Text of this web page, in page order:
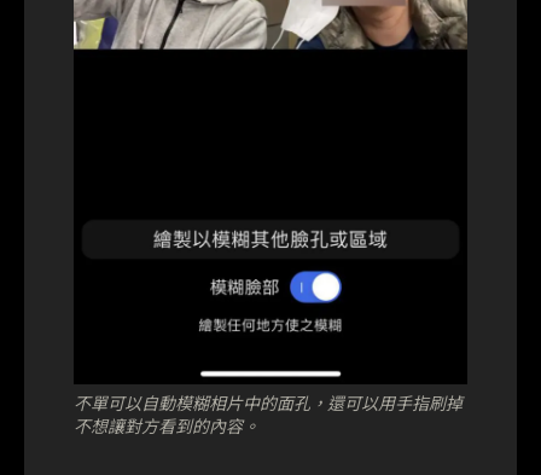
不單可以自動模糊相片中的面孔，還可以用手指刷掉
不想讓對方看到的內容。